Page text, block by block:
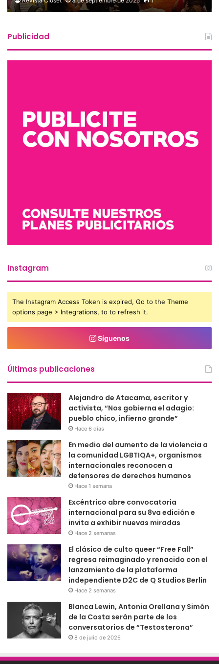
Publicidad
Instagram
The Instagram Access Token is expired, Go to the Theme
options page > Integrations, to to refresh it.
Síguenos
Últimas publicaciones
Alejandro de Atacama, escritor y
activista, “Nos gobierna el adagio:
pueblo chico, infierno grande”
Hace 6 días
En medio del aumento de la violencia a
la comunidad LGBTIQA+, organismos
internacionales reconocen a
defensores de derechos humanos
Hace 1 semana
Excéntrico abre convocatoria
internacional para su 8va edición e
invita a exhibir nuevas miradas
Hace 2 semanas
El clásico de culto queer “Free Fall”
regresa reimaginado y renacido con el
lanzamiento de la plataforma
independiente D2C de Q Studios Berlin
Hace 2 semanas
Blanca Lewin, Antonia Orellana y Simón
de la Costa serán parte de los
conversatorios de “Testosterona”
8 de julio de 2026